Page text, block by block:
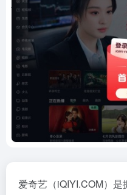
爱奇艺（iQIYI.COM）